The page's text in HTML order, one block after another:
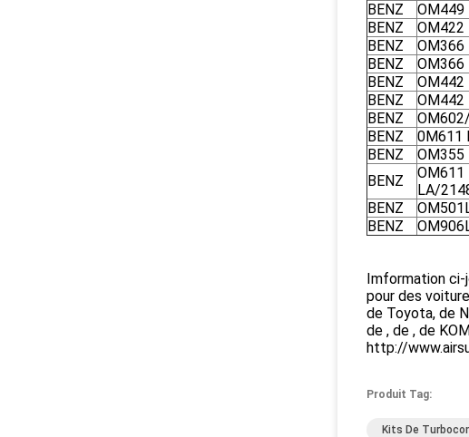
BENZ
OM449
BENZ
OM422
BENZ
OM366
BENZ
OM366
BENZ
OM442
BENZ
OM442
BENZ
BENZ
0M611
BENZ
OM355
BENZ
OM611
LA/
BENZ
BENZ
Imformation ci-
pour des
de Toyota, de
de , de , de
http://
Produit Tag:
Kits De